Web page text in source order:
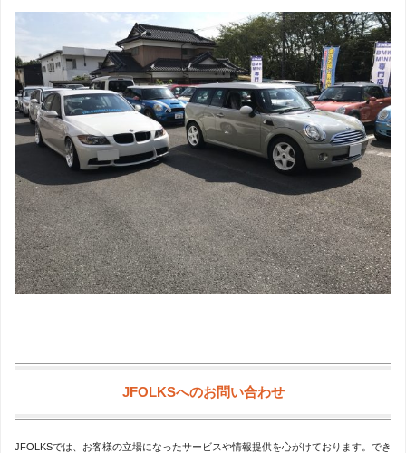
JFOLKSへのお問い合わせ
JFOLKSでは、お客様の立場になったサービスや情報提供を心がけております。でき